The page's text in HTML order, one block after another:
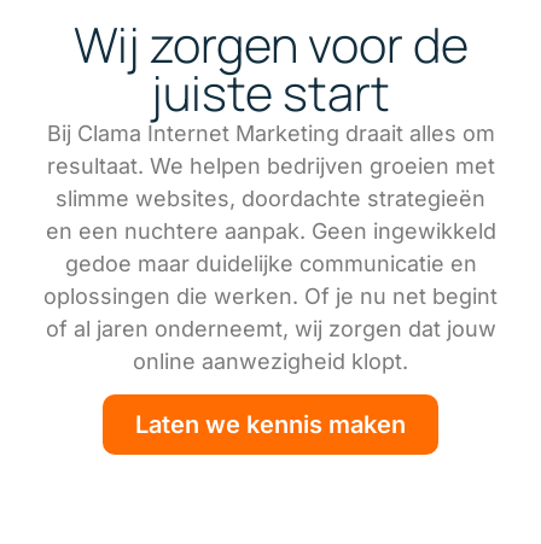
Wij zorgen voor de
juiste start
Bij Clama Internet Marketing draait alles om
resultaat. We helpen bedrijven groeien met
slimme websites, doordachte strategieën
en een nuchtere aanpak. Geen ingewikkeld
gedoe maar duidelijke communicatie en
oplossingen die werken. Of je nu net begint
of al jaren onderneemt, wij zorgen dat jouw
online aanwezigheid klopt.
Laten we kennis maken